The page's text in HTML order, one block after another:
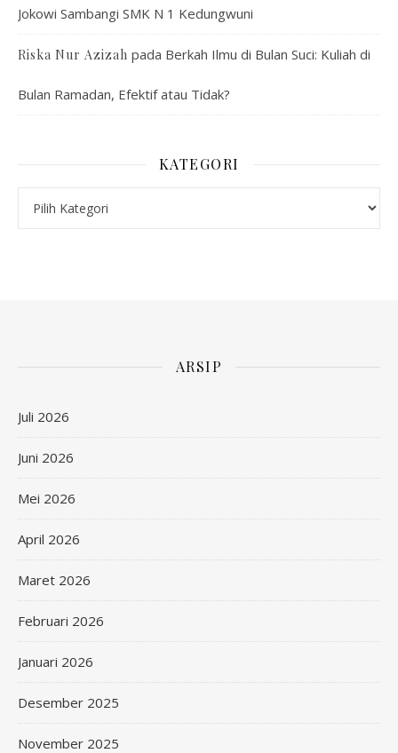
Jokowi Sambangi SMK N 1 Kedungwuni
Riska Nur Azizah pada Berkah Ilmu di Bulan Suci: Kuliah di
Bulan Ramadan, Efektif atau Tidak?
KATEGORI
ARSIP
Juli 2026
Juni 2026
Mei 2026
April 2026
Maret 2026
Februari 2026
Januari 2026
Desember 2025
November 2025